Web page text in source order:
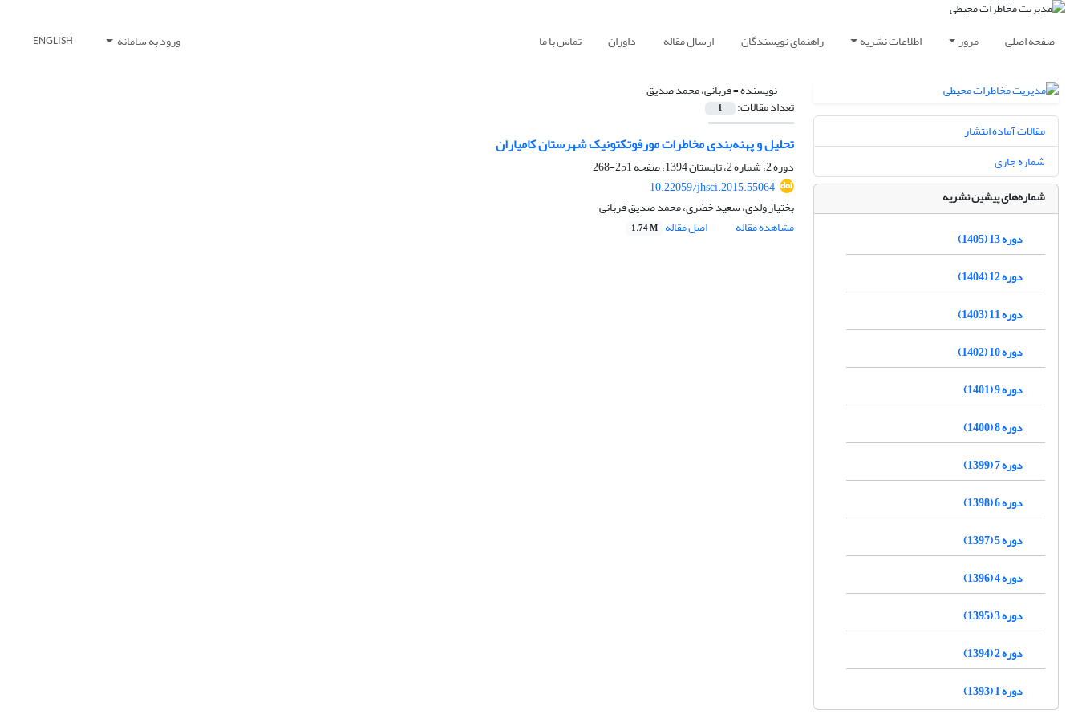
صفحه اصلی مرور اطلاعات نشریه راهنمای نویسندگان ارسال مقاله داوران تماس با ما ورود به سامانه ENGLISH
نویسنده =قربانی، محمد صدیق
تعداد مقالات: 1
تحلیل و پهنه‌بندی مخاطرات مورفوتکتونیک شهرستان کامیاران
دوره 2، شماره 2، تابستان 1394، صفحه
251-268
10.22059/jhsci.2015.55064
بختیار ولدی، سعید خضری، محمد صدیق قربانی
مشاهده مقاله
اصل مقاله 1.74 M
مقالات آماده انتشار
شماره جاری
شماره‌های پیشین نشریه
دوره 13 (1405)
دوره 12 (1404)
دوره 11 (1403)
دوره 10 (1402)
دوره 9 (1401)
دوره 8 (1400)
دوره 7 (1399)
دوره 6 (1398)
دوره 5 (1397)
دوره 4 (1396)
دوره 3 (1395)
دوره 2 (1394)
دوره 1 (1393)